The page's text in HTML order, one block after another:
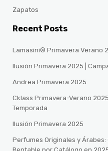
Zapatos
Recent Posts
Lamasini® Primavera Verano
Ilusión Primavera 2025 |
Andrea Primavera 2025
Cklass Primavera-Verano
Temporada
Ilusión Primavera 2025
Perfumes Originales y Árabes: